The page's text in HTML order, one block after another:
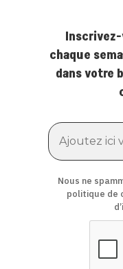
chaque
dans votre
Nous ne
politique de